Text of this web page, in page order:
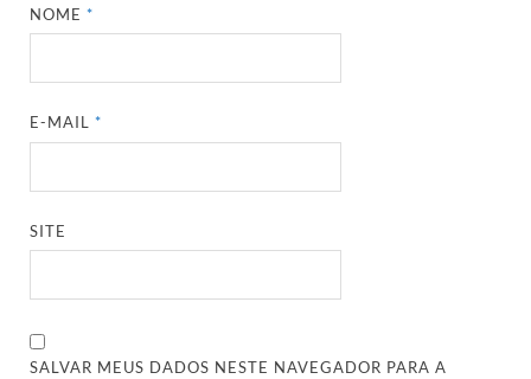
NOME*
E-MAIL*
SITE
SALVAR MEUS DADOS NESTE NAVEGADOR PARA A